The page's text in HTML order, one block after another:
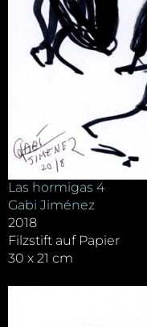
Las hormigas 4
Gabi Jiménez
2018
Filzstift auf Papier
30 x 21 cm